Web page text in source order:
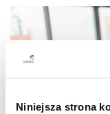
Niniejsza strona